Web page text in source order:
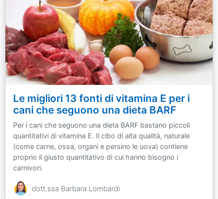
Le migliori 13 fonti di vitamina E per i
cani che seguono una dieta BARF
Per i cani che seguono una dieta BARF bastano piccoli
quantitativi di vitamina E. Il cibo di alta qualità, naturale
(come carne, ossa, organi e persino le uova) contiene
proprio il giusto quantitativo di cui hanno bisogno i
carnivori.
dott.ssa Barbara Lombardi